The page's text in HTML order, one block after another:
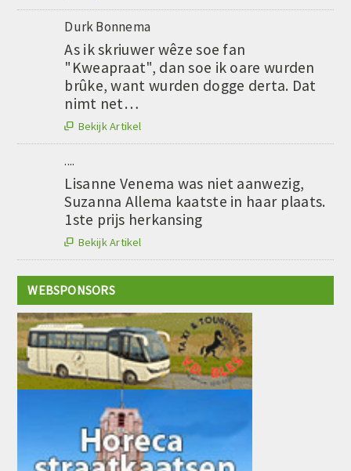
Durk Bonnema
As ik skriuwer wêze soe fan
"Kweapraat", dan soe ik oare wurden
brûke, want wurden dogge derta. Dat
nimt net…
 Bekijk Artikel
....
Lisanne Venema was niet aanwezig,
Suzanna Allema kaatste in haar plaats.
1ste prijs herkansing
 Bekijk Artikel
WEBSPONSORS